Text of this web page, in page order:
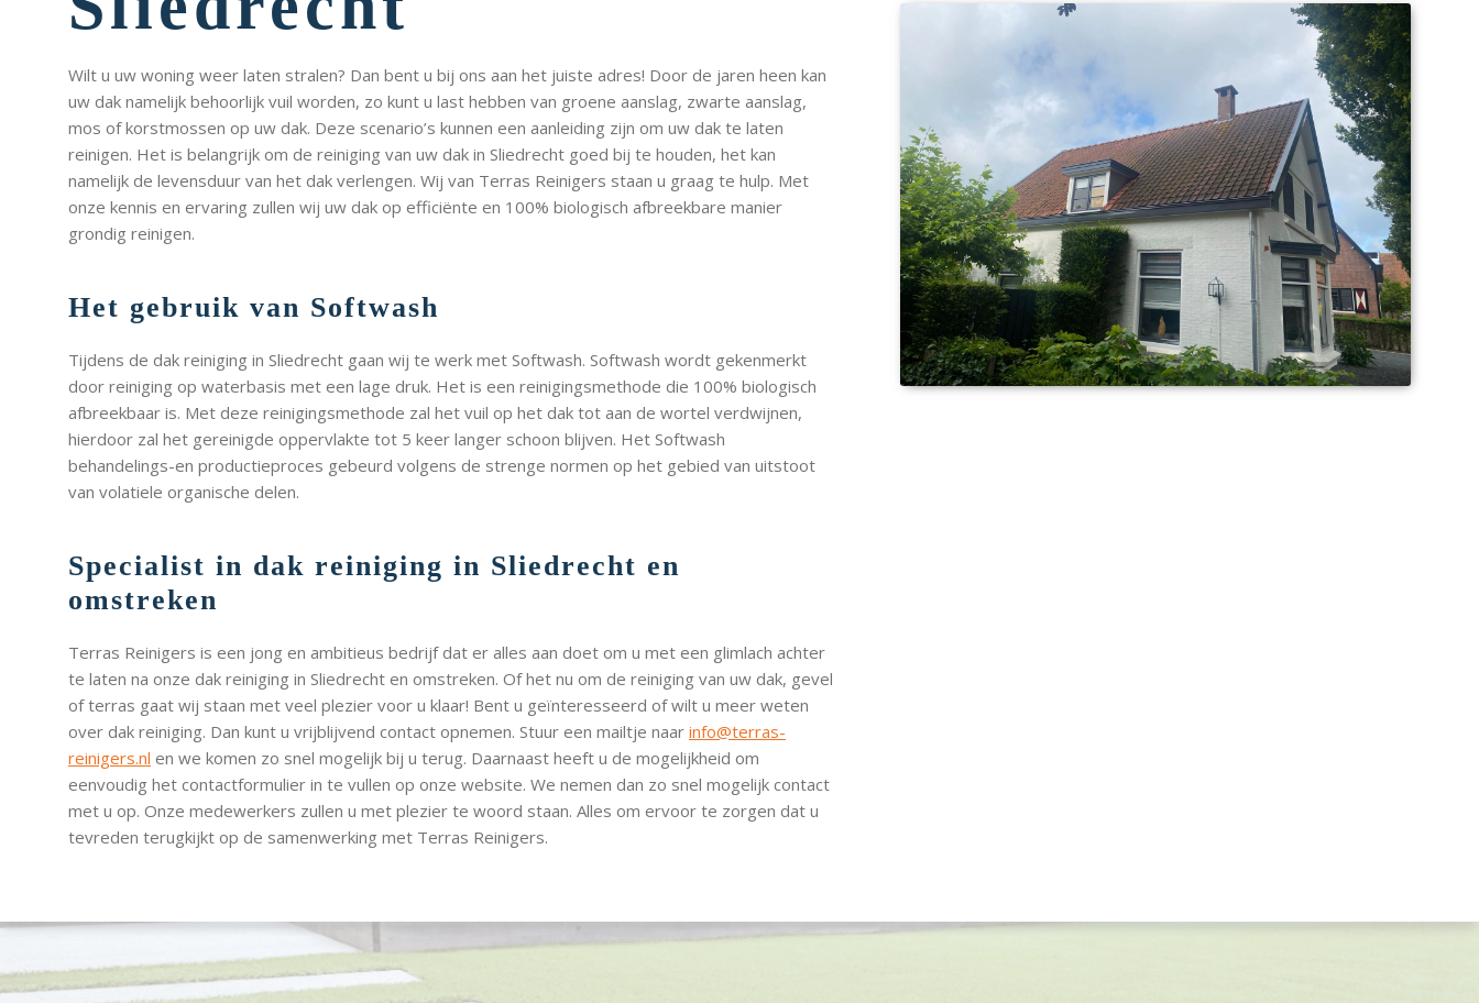
Wilt u uw woning weer laten stralen? Dan bent u bij ons aan het juiste adres! Door de jaren heen kan
uw dak namelijk behoorlijk vuil worden, zo kunt u last hebben van groene aanslag, zwarte aanslag,
mos of korstmossen op uw dak. Deze scenario’s kunnen een aanleiding zijn om uw dak te laten
reinigen. Het is belangrijk om de reiniging van uw dak in Sliedrecht goed bij te houden, het kan
namelijk de levensduur van het dak verlengen. Wij van Terras Reinigers staan u graag te hulp. Met
onze kennis en ervaring zullen wij uw dak op efficiënte en 100% biologisch afbreekbare manier
grondig reinigen.
Het gebruik van Softwash
Tijdens de dak reiniging in Sliedrecht gaan wij te werk met Softwash. Softwash wordt gekenmerkt
door reiniging op waterbasis met een lage druk. Het is een reinigingsmethode die 100% biologisch
afbreekbaar is. Met deze reinigingsmethode zal het vuil op het dak tot aan de wortel verdwijnen,
hierdoor zal het gereinigde oppervlakte tot 5 keer langer schoon blijven. Het Softwash
behandelings-en productieproces gebeurd volgens de strenge normen op het gebied van uitstoot
van volatiele organische delen.
Specialist in dak reiniging in Sliedrecht en
omstreken
Terras Reinigers is een jong en ambitieus bedrijf dat er alles aan doet om u met een glimlach achter
te laten na onze dak reiniging in Sliedrecht en omstreken. Of het nu om de reiniging van uw dak, gevel
of terras gaat wij staan met veel plezier voor u klaar! Bent u geïnteresseerd of wilt u meer weten
over dak reiniging. Dan kunt u vrijblijvend contact opnemen. Stuur een mailtje naar info@terras-
reinigers.nl en we komen zo snel mogelijk bij u terug. Daarnaast heeft u de mogelijkheid om
eenvoudig het contactformulier in te vullen op onze website. We nemen dan zo snel mogelijk contact
met u op. Onze medewerkers zullen u met plezier te woord staan. Alles om ervoor te zorgen dat u
tevreden terugkijkt op de samenwerking met Terras Reinigers.